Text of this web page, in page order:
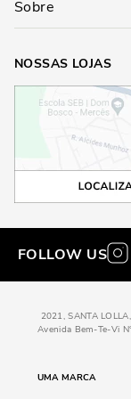
Sobre
NOSSAS LOJAS
FOLLOW US
2021, SANTA
Avenida Bem-Te-Vi
UMA MARCA